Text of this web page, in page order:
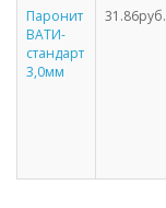
Паронит
ВАТИ-
стандарт
3,0мм
31.86руб.